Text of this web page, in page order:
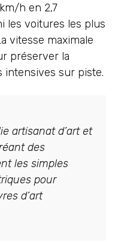
h en 2,7
les voitures les plus
vitesse maximale
préserver la
intensives sur piste.
artisanat d’art et
des
les simples
pour
d’art